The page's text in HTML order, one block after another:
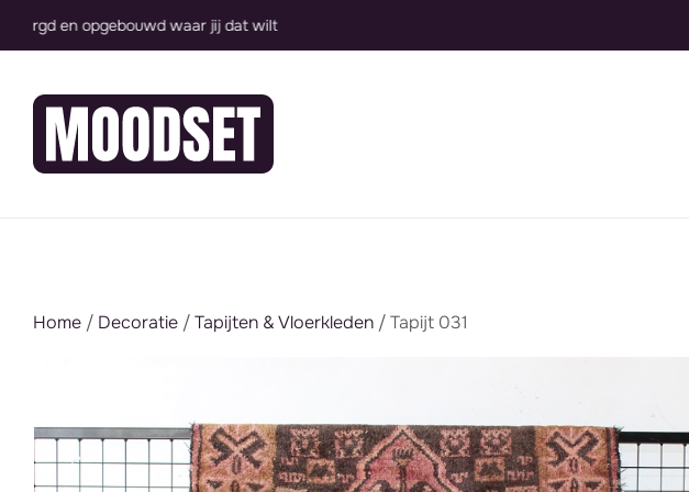
Groot assortiment, direct inzetbaar
Home / Decoratie /Tapijten & Vloerkleden / Tapijt 031